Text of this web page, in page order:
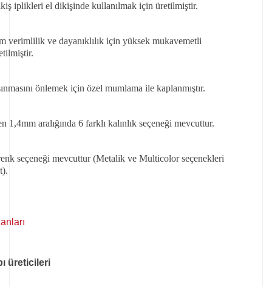
iplikleri el dikişinde kullanılmak için üretilmiştir.
verimlilik ve dayanıklılık için yüksek mukavemetli
önlemek için özel mumlama ile kaplanmıştır.
1,4mm aralığında 6 farklı kalınlık seçeneği mevcuttur.
seçeneği mevcuttur (Metalik ve Multicolor seçenekleri
üreticileri